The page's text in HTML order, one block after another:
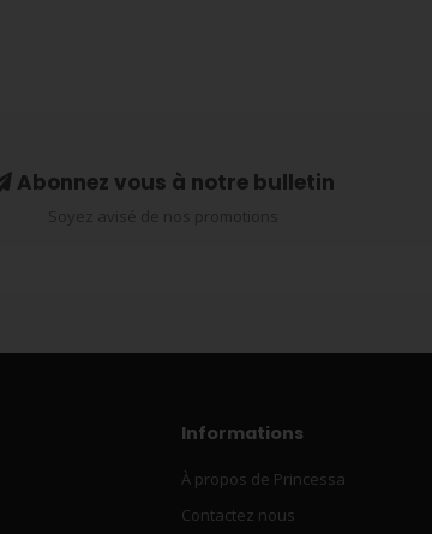
Abonnez vous à notre bulletin
Informations
À propos de Princessa
Contactez nous